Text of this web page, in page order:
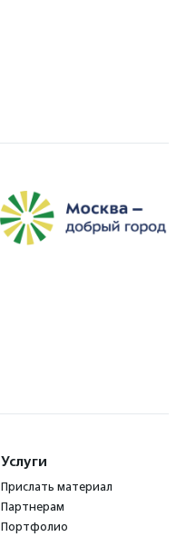
Услуги
Прислать материал
Партнерам
Портфолио